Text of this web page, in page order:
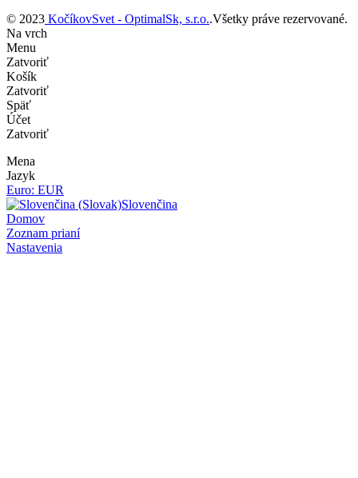
© 2023 KočíkovSvet - OptimalSk, s.r.o..Všetky práve rezervované.
Na vrch
Menu
Zatvoriť
Košík
Zatvoriť
Späť
Účet
Zatvoriť
Mena
Jazyk
Euro: EUR
Slovenčina
Domov
Zoznam prianí
Nastavenia